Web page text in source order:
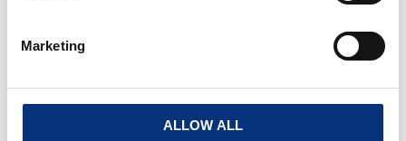
Marketing
ALLOW ALL
✔️ Lavadero
✔️ Parking privado
✔️ Piscina abierta todo el año